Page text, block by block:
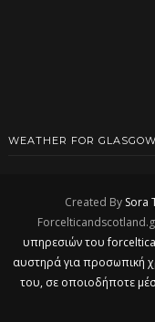
WEATHER FOR GLASGOW
Created By Sora
υπηρεσιών του
αυστηρά για προσωπική
του, σε οποιοδήποτε